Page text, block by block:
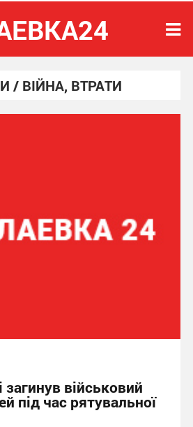
/ ВІЙНА, ВТРАТИ
військовий
під час рятувальної